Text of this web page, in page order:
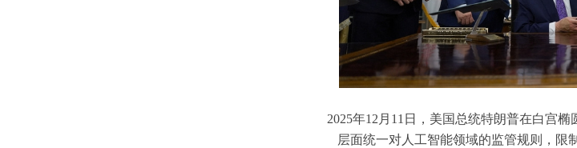
2025年12月11日，美国总统特朗普在白宫
层面统一对人工智能领域的监管规则，限